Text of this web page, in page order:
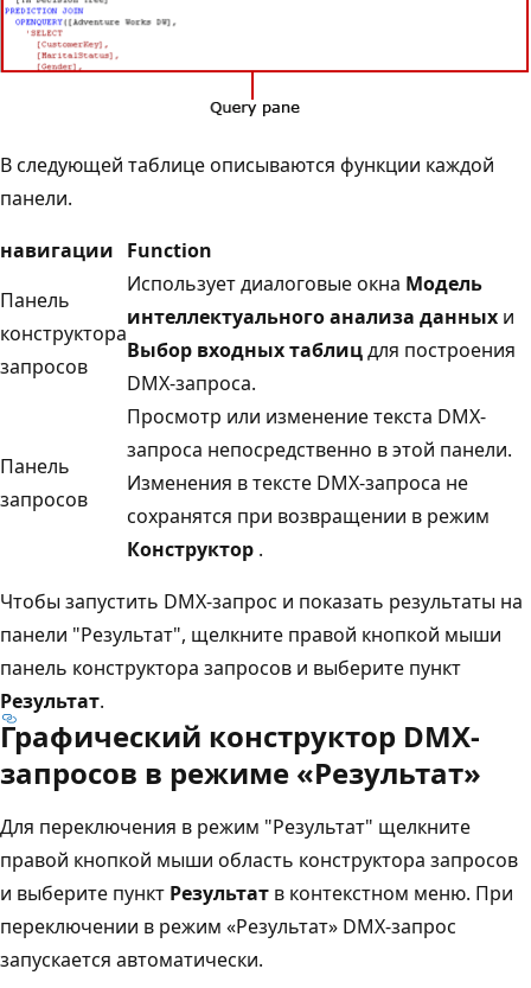
В следующей таблице описываются функции каждой
панели.
навигации Function
Панель
конструктора
запросов
Использует диалоговые окна Модель
интеллектуального анализа данных и
Выбор входных таблицдля построения
DMX-запроса.
Панель
запросов
Просмотр или изменение текста DMX-
запроса непосредственно в этой панели.
Изменения в тексте DMX-запроса не
сохранятся при возвращении в режим
Конструктор .
Чтобы запустить DMX-запрос и показать результаты на
панели "Результат", щелкните правой кнопкой мыши
панель конструктора запросов и выберите пункт
Результат.
Графический конструктор DMX-
запросов в режиме «Результат»
Для переключения в режим "Результат" щелкните
правой кнопкой мыши область конструктора запросов
и выберите пункт Результат в контекстном меню. При
переключении в режим «Результат» DMX-запрос
запускается автоматически.